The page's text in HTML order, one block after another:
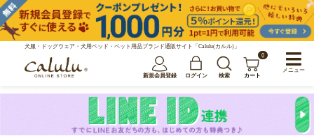
犬服・ドッグウェア・犬用ベッド・ペット用品ブランド通販サイト「Calulu(カルル)」
新規会員登録 ログイン 検索
0
カート
メニュー